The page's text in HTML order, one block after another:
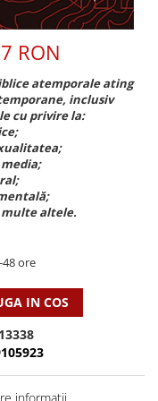
RON
atemporale ating
inclusiv
cu privire la:
media;
multe altele.
48 ore
IN COS